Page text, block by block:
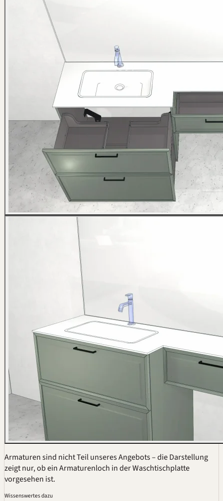
Armaturen sind nicht Teil unseres Angebots – die Darstellung
zeigt nur, ob ein Armaturenloch in der Waschtischplatte
vorgesehen ist.
Wissenswertes dazu